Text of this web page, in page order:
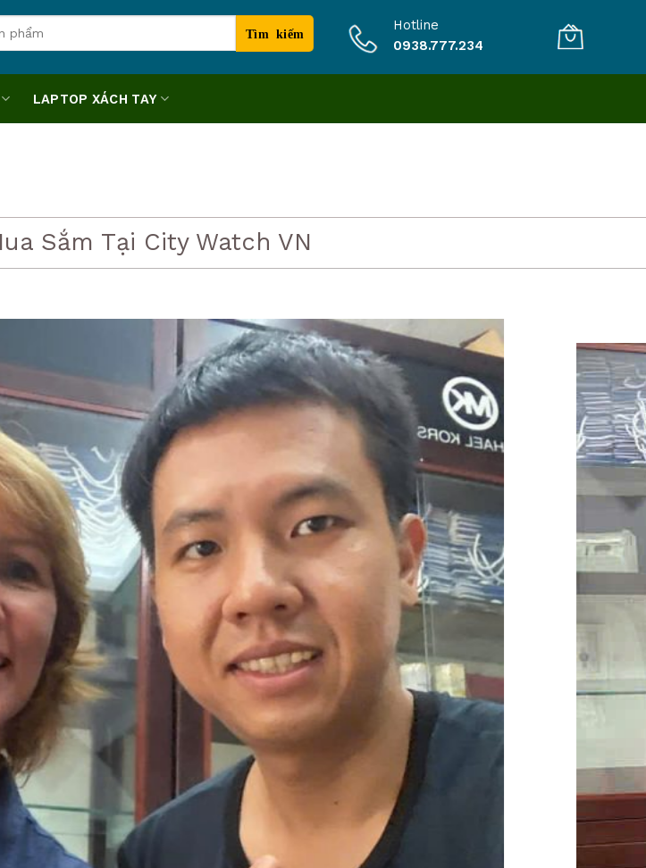
Hotline
0938.777.234
LAPTOP XÁCH TAY
Sắm Tại City Watch VN